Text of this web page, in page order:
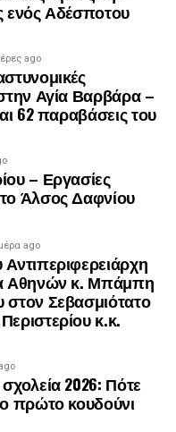
ΔΗΜΟΤΙΚΟΙ
ΔΗΜΟΤΙΚΟΙ
ΔΗΜΟΤΙΚΟΙ
ΔΗΜΟΤΙΚΟΣ
ΔΗΜΟΤΙΚΟΣ
ΔΗΜΟΤΙΚΟΣ
ενός Αδέσποτου
ago
Αγία Βαρβάρα –
62 παραβάσεις του
– Εργασίες
Άλσος Δαφνίου
ago
Αθηνών κ. Μπάμπη
στον Σεβασμιότατο
κ.κ.
2026: Πότε
πρώτο κουδούνι